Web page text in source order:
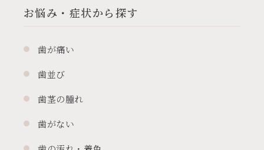
お悩み・症状から探す
歯が痛い
歯並び
歯茎の腫れ
歯がない